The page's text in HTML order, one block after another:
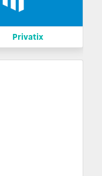
Privatix